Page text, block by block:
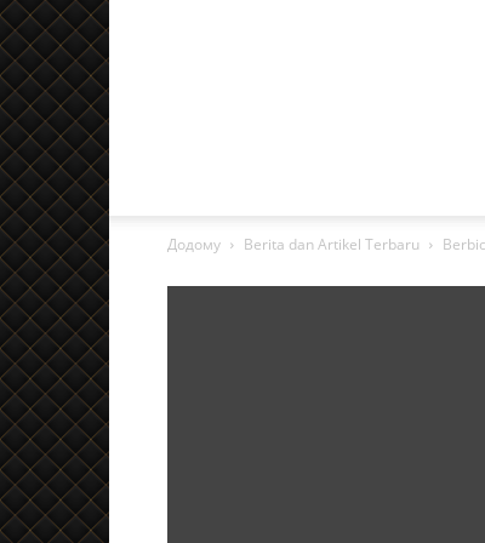
Додому Berita dan Artikel Terbaru